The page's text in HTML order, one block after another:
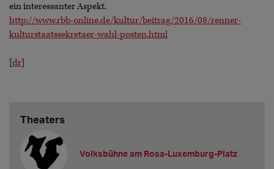
ein interessanter Aspekt.
http://www.rbb-online.de/kultur/beitrag/2016/08/renner-
kulturstaatssekretaer-wahl-posten.html
[dr]
Theaters
Volksbühne am Rosa-Luxemburg-Platz